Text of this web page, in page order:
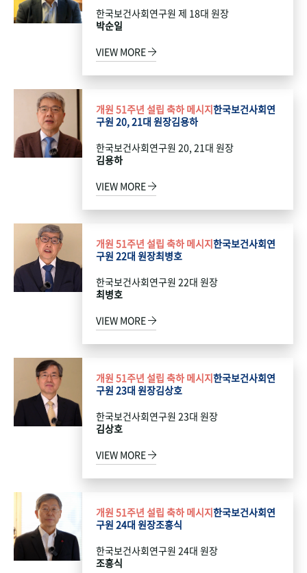
한국보건사회연구원 제 18대 원장
박순일
VIEW MORE
개원 51주년 설립 축하 메시지한국보건사회연
구원 20, 21대 원장김용하
한국보건사회연구원 20, 21대 원장
김용하
VIEW MORE
개원 51주년 설립 축하 메시지한국보건사회연
구원 22대 원장최병호
한국보건사회연구원 22대 원장
최병호
VIEW MORE
개원 51주년 설립 축하 메시지한국보건사회연
구원 23대 원장김상호
한국보건사회연구원 23대 원장
김상호
VIEW MORE
개원 51주년 설립 축하 메시지한국보건사회연
구원 24대 원장조흥식
한국보건사회연구원 24대 원장
조흥식